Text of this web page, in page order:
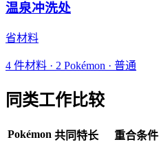
温泉冲洗处
省材料
4 件材料 · 2 Pokémon · 普通
同类工作比较
Pokémon 共同特长 重合条件